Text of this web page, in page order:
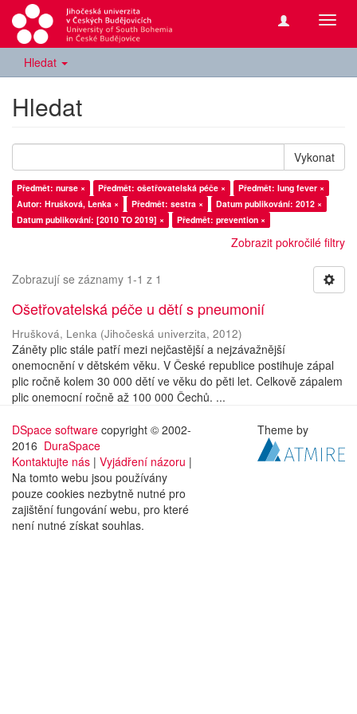
Hledat
Hledat
Vykonat
Předmět: nurse × Předmět: ošetřovatelská péče ×
Předmět: lung fever ×
Autor: Hrušková, Lenka ×
Předmět: sestra ×
Datum publikování: 2012 ×
Datum publikování: [2010 TO 2019] ×
Předmět: prevention ×
Zobrazit pokročilé filtry
Zobrazují se záznamy 1-1 z 1
Ošetřovatelská péče u dětí s pneumonií
Hrušková, Lenka (Jihočeská univerzita, 2012)
Záněty plic stále patří mezi nejčastější a nejzávažnější
onemocnění v dětském věku. V České republice postihuje zápal
plic ročně kolem 30 000 dětí ve věku do pěti let. Celkově zápalem
plic onemocní ročně až 100 000 Čechů. ...
DSpace software copyright © 2002-
2016 DuraSpace
Kontaktujte nás | Vyjádření názoru |
Na tomto webu jsou používány
pouze cookies nezbytně nutné pro
zajištění fungování webu, pro které
není nutné získat souhlas.
Theme by